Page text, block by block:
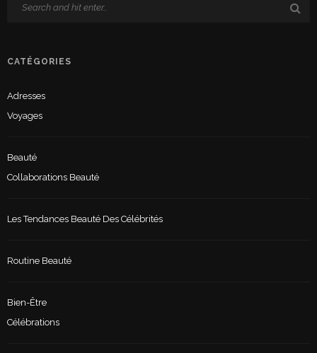
CATÉGORIES
Adresses
Voyages
Beauté
Collaborations Beauté
Les Tendances Beauté Des Célébrités
Routine Beauté
Bien-Être
Célébrations